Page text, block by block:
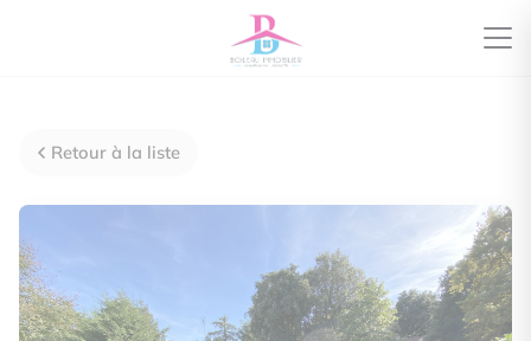
Retour à la liste